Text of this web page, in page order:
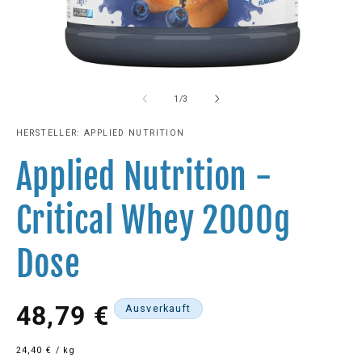
1 /von
3
HERSTELLER: APPLIED NUTRITION
Applied Nutrition -
Critical Whey 2000g
Dose
Normaler
Preis
48,79 €
24,40 € / kg
Ausverkauft